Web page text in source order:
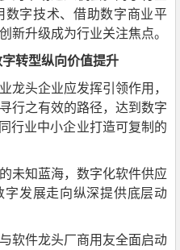
字技术、借助数字商业平
新升级成为行业关注焦点。
字转型纵向价值提升
龙头企业应发挥引领作用，
行之有效的路径，达到数字
行业中小企业打造可复制的
未知蓝海，数字化软件供应
字发展走向纵深提供底层动
软件龙头厂商用友全面启动